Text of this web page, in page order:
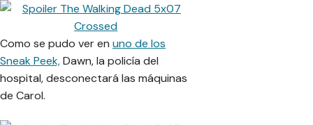
Como se pudo ver en uno de los
Sneak Peek,Dawn, la policía del
hospital, desconectará las máquinas
de Carol.